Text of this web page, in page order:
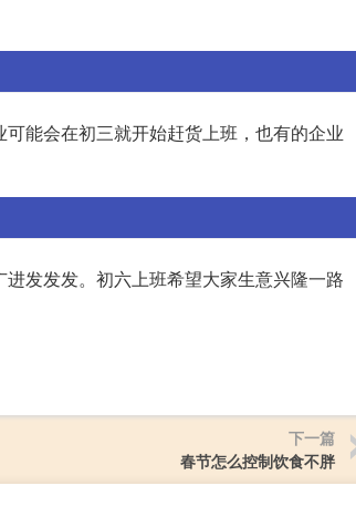
能会在初三就开始赶货上班，也有的企业
发发发。初六上班希望大家生意兴隆一路
下一篇
春节怎么控制饮食不胖